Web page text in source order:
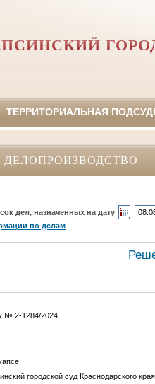
ТЕРРИТОРИАЛЬНАЯ
ДЕЛОПРОИЗВОДСТВО
дел, назначенных на дату
по делам
№ 2-1284/2024
Туапсе «04»
городской суд Краснодарского